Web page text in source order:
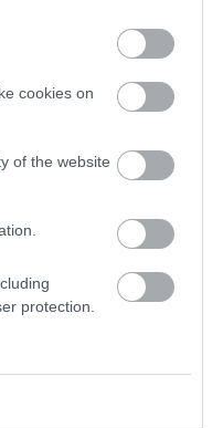
cookies on
of the website
protection.
Benjamin
Brandon
Casemiro
Christian